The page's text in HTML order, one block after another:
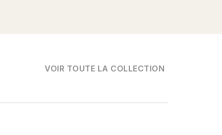
VOIR TOUTE LA COLLECTION